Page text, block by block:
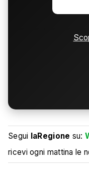
Segui laRegione su:
ricevi ogni mattina le